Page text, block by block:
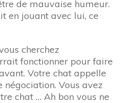
de mauvaise humeur.
en jouant avec lui, ce
cherchez
fonctionner pour faire
Votre chat appelle
Vous avez
chat … Ah bon vous ne